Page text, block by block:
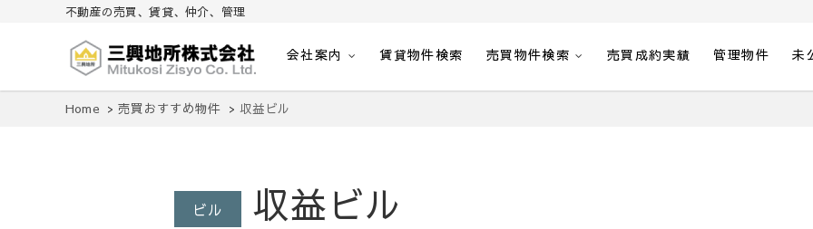
不動産の売買、賃貸、仲介、管理
三興地所株式会社
不動産の売買、賃貸、仲介、管理
会社案内 賃貸物件検索 売買物件検索 売買成約実績 管理物件 未
Home 売買おすすめ物件 収益ビル
ビル 収益ビル